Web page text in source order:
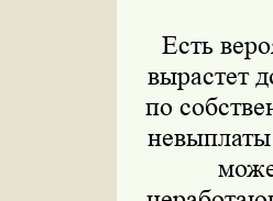
Есть
вырастет
по
невыплаты